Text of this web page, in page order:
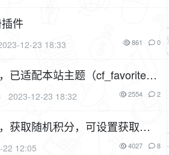
件
12-23 18:33 861 0
已适配本站主题（cf_favorite）
2023-12-23 18:32 2554 2
获取随机积分，可设置获取积
本论坛定制主题（cf_sign）
12:05 4027 8